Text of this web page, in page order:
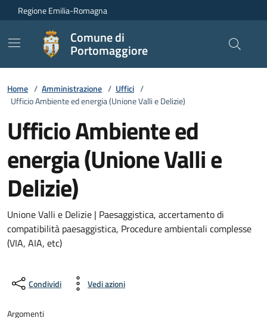
Vai ai contenuti
Vai al footer
Regione Emilia-Romagna
Comune di
Portomaggiore
Home / Amministrazione / Uffici /
Ufficio Ambiente ed energia (Unione Valli e Delizie)
Ufficio Ambiente ed
energia (Unione Valli e
Delizie)
Unione Valli e Delizie | Paesaggistica, accertamento di
compatibilità paesaggistica, Procedure ambientali complesse
(VIA, AIA, etc)
Condividi Vedi azioni
Argomenti